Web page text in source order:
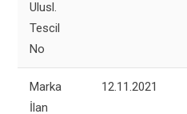
Ulusl.
Tescil
No
Marka
İlan
12.11.2021